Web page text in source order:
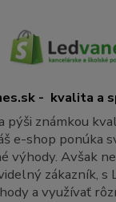
- kvalita a
pýši známkou
e-shop ponúka
výhody. Avšak
zákazník, s
a využívať